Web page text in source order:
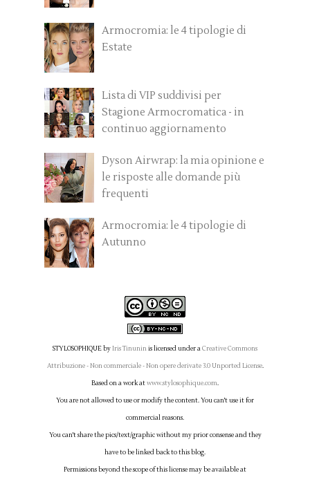
Armocromia: le 4 tipologie di
Estate
Lista di VIP suddivisi per
Stagione Armocromatica - in
continuo aggiornamento
Dyson Airwrap: la mia opinione e
le risposte alle domande più
frequenti
Armocromia: le 4 tipologie di
Autunno
STYLOSOPHIQUE byIris Tinuninis licensed under aCreative Commons
Attribuzione - Non commerciale - Non opere derivate 3.0 Unported License.
Based on a work atwww.stylosophique.com.
You are not allowed to use or modify the content. You can't use it for
commercial reasons.
You can't share the pics/text/graphic without my prior consense and they
have to be linked back to this blog.
Permissions beyond the scope of this license may be available at